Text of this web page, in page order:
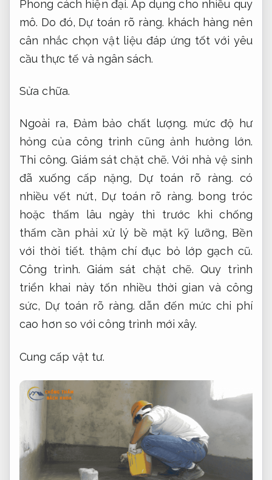
Phong cách hiện đại. Áp dụng cho nhiều quy
mô. Do đó, Dự toán rõ ràng. khách hàng nên
cân nhắc chọn vật liệu đáp ứng tốt với yêu
cầu thực tế và ngân sách.
Sửa chữa.
Ngoài ra, Đảm bảo chất lượng. mức độ hư
hỏng của công trình cũng ảnh hưởng lớn.
Thi công. Giám sát chặt chẽ. Với nhà vệ sinh
đã xuống cấp nặng, Dự toán rõ ràng. có
nhiều vết nứt, Dự toán rõ ràng. bong tróc
hoặc thấm lâu ngày thì trước khi chống
thấm cần phải xử lý bề mặt kỹ lưỡng, Bền
với thời tiết. thậm chí đục bỏ lớp gạch cũ.
Công trình. Giám sát chặt chẽ. Quy trình
triển khai này tốn nhiều thời gian và công
sức, Dự toán rõ ràng. dẫn đến mức chi phí
cao hơn so với công trình mới xây.
Cung cấp vật tư.